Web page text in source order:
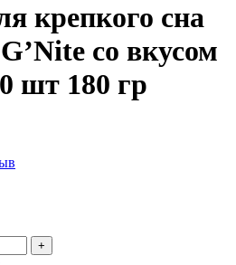
крепкого сна
со вкусом
шт 180 гр